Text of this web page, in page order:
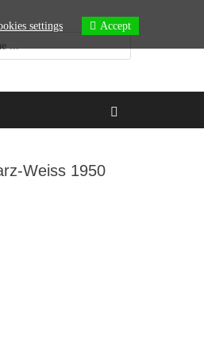
Weiss 1950
settings Accept